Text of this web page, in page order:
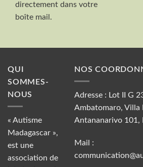
directement dans votre
boîte mail.
QUI
SOMMES-
NOUS
« Autisme
Madagascar »,
est une
association de
NOS
Adresse : Lot II G
Ambatomaro, Villa
Antananarivo 101,
Mail :